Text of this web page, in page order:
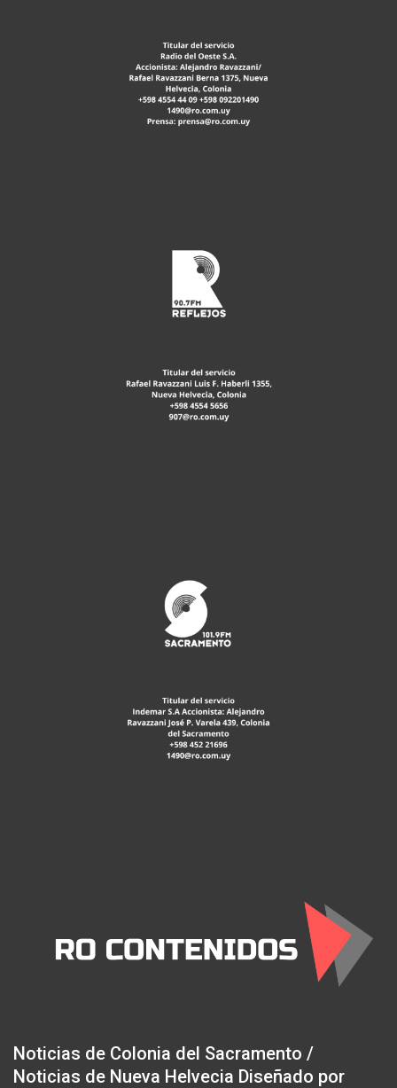
Noticias de Colonia del Sacramento /
Noticias de Nueva Helvecia Diseñado por